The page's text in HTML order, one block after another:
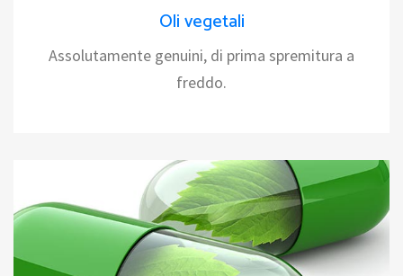
Oli vegetali
Assolutamente genuini, di prima spremitura a
freddo.